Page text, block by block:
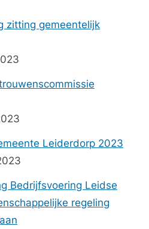
zitting gemeentelijk
Leiderdorp 2023
Bedrijfsvoering Leidse
regeling